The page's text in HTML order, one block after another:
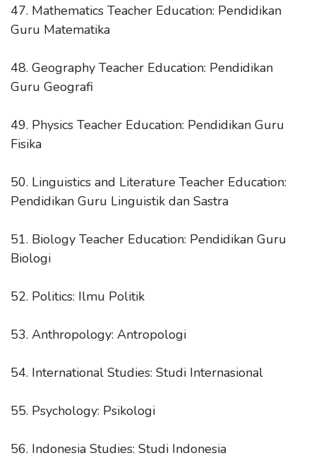
47. Mathematics Teacher Education: Pendidikan
Guru Matematika
48. Geography Teacher Education: Pendidikan
Guru Geografi
49. Physics Teacher Education: Pendidikan Guru
Fisika
50. Linguistics and Literature Teacher Education:
Pendidikan Guru Linguistik dan Sastra
51. Biology Teacher Education: Pendidikan Guru
Biologi
52. Politics: Ilmu Politik
53. Anthropology: Antropologi
54. International Studies: Studi Internasional
55. Psychology: Psikologi
56. Indonesia Studies: Studi Indonesia